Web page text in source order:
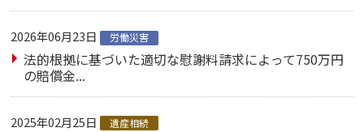
2026年06月23日 労働災害
法的根拠に基づいた適切な慰謝料請求によって750万円
の賠償金...
2025年02月25日 遺産相続